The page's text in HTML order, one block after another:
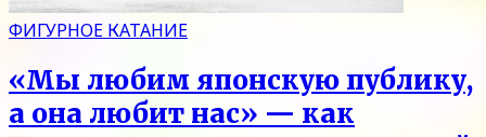
ФИГУРНОЕ КАТАНИЕ
«Мы любим японскую публику,
а она любит нас» — как